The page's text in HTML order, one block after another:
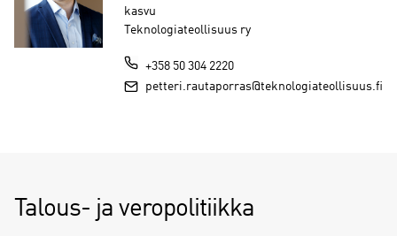
kasvu
Teknologiateollisuus ry
+358 50 304 2220
petteri.rautaporras@teknologiateollisuus.fi
Talous- ja veropolitiikka